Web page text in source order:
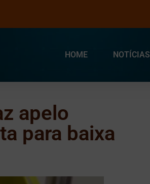
HOME NOTÍCIAS
apelo
para baixa